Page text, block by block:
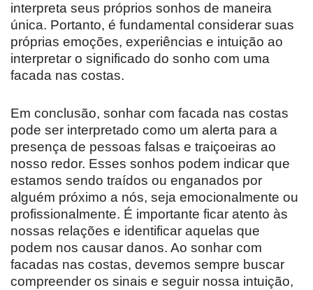
interpreta seus próprios sonhos de maneira
única. Portanto, é fundamental considerar suas
próprias emoções, experiências e intuição ao
interpretar o significado do sonho com uma
facada nas costas.
Em conclusão, sonhar com facada nas costas
pode ser interpretado como um alerta para a
presença de pessoas falsas e traiçoeiras ao
nosso redor. Esses sonhos podem indicar que
estamos sendo traídos ou enganados por
alguém próximo a nós, seja emocionalmente ou
profissionalmente. É importante ficar atento às
nossas relações e identificar aquelas que
podem nos causar danos. Ao sonhar com
facadas nas costas, devemos sempre buscar
compreender os sinais e seguir nossa intuição,